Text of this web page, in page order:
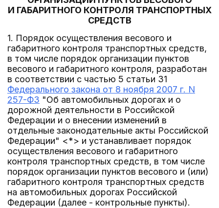
И ГАБАРИТНОГО КОНТРОЛЯ ТРАНСПОРТНЫХ
СРЕДСТВ
1. Порядок осуществления весового и
габаритного контроля транспортных средств,
в том числе порядок организации пунктов
весового и габаритного контроля, разработан
в соответствии с частью 5 статьи 31
Федерального закона от 8 ноября 2007 г. N
257-ФЗ "Об автомобильных дорогах и о
дорожной деятельности в Российской
Федерации и о внесении изменений в
отдельные законодательные акты Российской
Федерации" <*> и устанавливает порядок
осуществления весового и габаритного
контроля транспортных средств, в том числе
порядок организации пунктов весового и (или)
габаритного контроля транспортных средств
на автомобильных дорогах Российской
Федерации (далее - контрольные пункты).